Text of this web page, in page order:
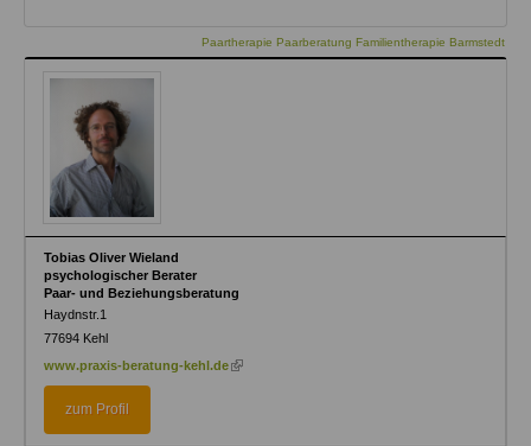
Paartherapie Paarberatung Familientherapie Barmstedt
Tobias Oliver Wieland
psychologischer Berater
Paar- und Beziehungsberatung
Haydnstr.1
77694 Kehl
www.praxis-beratung-kehl.de (link
zum Profil